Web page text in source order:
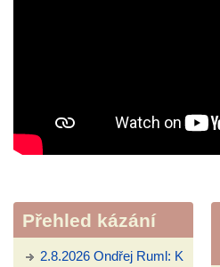
Přehled kázání
2.8.2026 Ondřej Ruml: K